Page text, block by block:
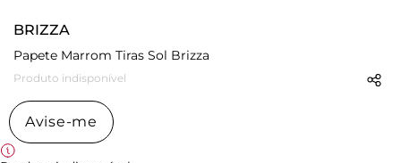
BRIZZA
Papete Marrom Tiras Sol Brizza
Produto indisponível
Avise-me